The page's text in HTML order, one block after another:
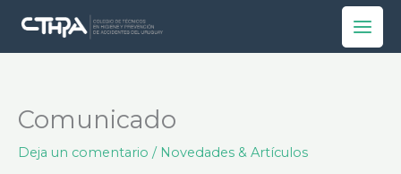
Comunicado
Deja un comentario / Novedades & Artículos